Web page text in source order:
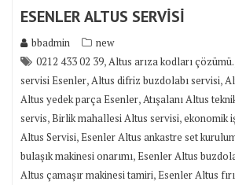
ESENLER ALTUS SERVİSİ
bbadmin
new
0212 433 02 39,Altus arıza kodları çözümü.
servisi Esenler,Altus difriz buzdolabı servisi,
Altus yedek parça Esenler,Atışalanı Altus
servis,Birlik mahallesi Altus servisi,ekonomik
Altus Servisi,Esenler Altus ankastre set
bulaşık makinesi onarımı,Esenler Altus
Altus çamaşır makinesi tamiri,Esenler Altus